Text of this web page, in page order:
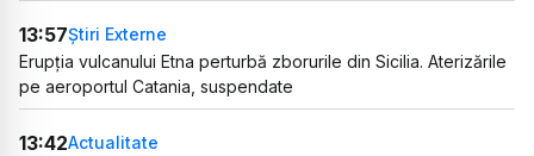
13:57Știri Externe
Erupția vulcanului Etna perturbă zborurile din Sicilia. Aterizările
pe aeroportul Catania, suspendate
13:42Actualitate